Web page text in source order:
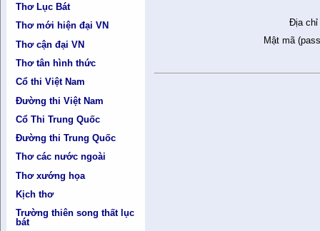
Thơ Lục Bát
Thơ mới hiện đại VN
Thơ cận đại VN
Thơ tân hình thức
Cổ thi Việt Nam
Đường thi Việt Nam
Cổ Thi Trung Quốc
Đường thi Trung Quốc
Thơ các nước ngoài
Thơ xướng họa
Kịch thơ
Trường thiên song thất lục
bát
Địa chỉ
Mật mã